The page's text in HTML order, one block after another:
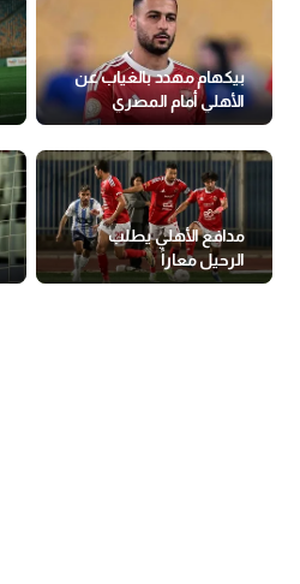
بيكهام مهدد بالغياب عن
الأهلي أمام المصري
مدافع الأهلي يطلب
الرحيل معاراً